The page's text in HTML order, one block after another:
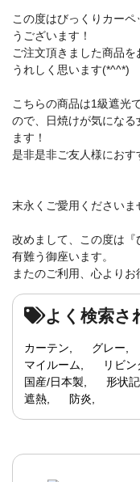
この度はびっくりカー
うございます！
ご注文頂きました商品
うれしく思います(*^^*)
こちらの商品は1級遮光
ので、日焼けが気にな
ます！
是非是非ご友人様にお
末永くご愛用くださいま
改めまして、この度は
有難う御座います。
またのご利用、心より
よく検索さ
カーテン グレー
マイルーム
リビ
国産/日本製
形状
遮熱
防炎